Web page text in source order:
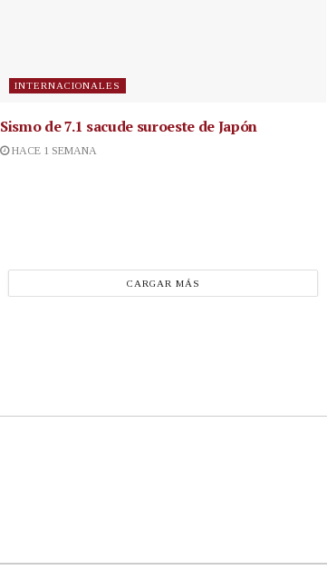
INTERNACIONALES
Sismo de 7.1 sacude suroeste de Japón
HACE 1 SEMANA
CARGAR MÁS